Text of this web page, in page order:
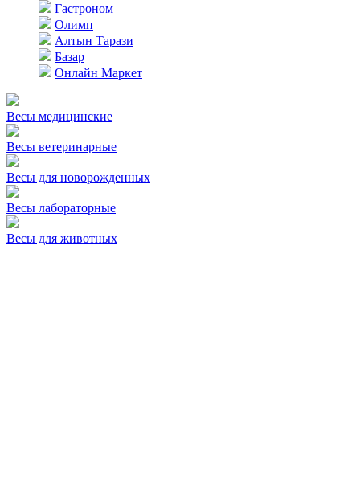
Гастроном
Олимп
Алтын Тарази
Базар
Онлайн Маркет
Весы медицинские
Весы ветеринарные
Весы для новорожденных
Весы лабораторные
Весы для животных